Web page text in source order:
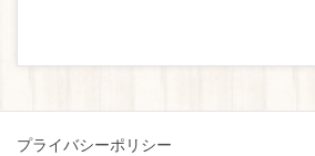
プライバシーポリシー